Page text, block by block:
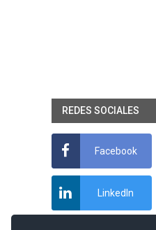
REDES SOCIALES
Facebook
LinkedIn